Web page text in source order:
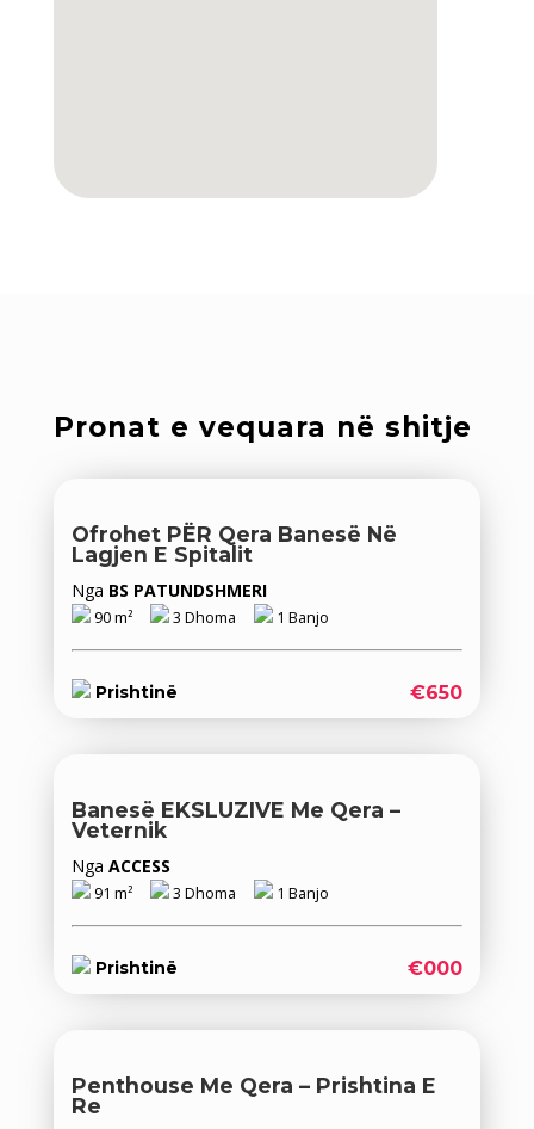
Pronat e vequara në shitje
Ofrohet PËR Qera Banesë Në
Lagjen E Spitalit
Nga BS PATUNDSHMERI
90 m² 3 Dhoma 1 Banjo
Prishtinë €650
Banesë EKSLUZIVE Me Qera –
Veternik
Nga ACCESS
91 m² 3 Dhoma 1 Banjo
Prishtinë €000
Penthouse Me Qera – Prishtina E
Re